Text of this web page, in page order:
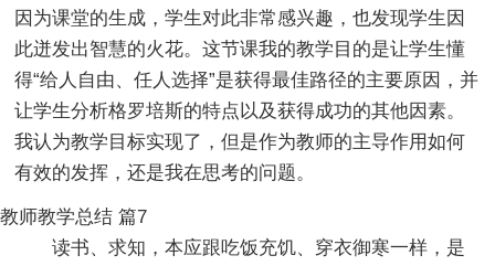
因为课堂的生成，学生对此非常感兴趣，也发现学生因
此迸发出智慧的火花。这节课我的教学目的是让学生懂
得“给人自由、任人选择”是获得最佳路径的主要原因，并
让学生分析格罗培斯的特点以及获得成功的其他因素。
我认为教学目标实现了，但是作为教师的主导作用如何
有效的发挥，还是我在思考的问题。
教师教学总结 篇7
读书、求知，本应跟吃饭充饥、穿衣御寒一样，是